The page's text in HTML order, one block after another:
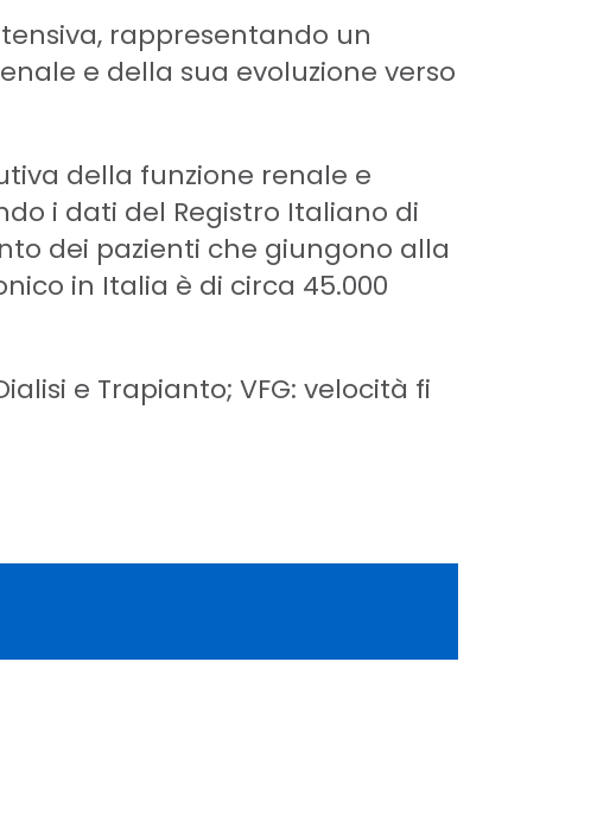
rappresentando un
e della sua evoluzione verso
della funzione renale e
i dati del Registro Italiano di
dei pazienti che giungono alla
in Italia è di circa 45.000
e Trapianto; VFG: velocità fi